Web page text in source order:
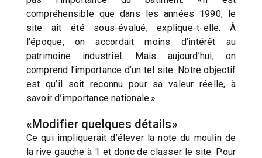
compréhensible que dans les années 1990, le
site ait été sous-évalué, explique-t-elle. À
l’époque, on accordait moins d’intérêt au
patrimoine industriel. Mais aujourd’hui, on
comprend l’importance d’un tel site. Notre objectif
est qu’il soit reconnu pour sa valeur réelle, à
savoir d’importance nationale.»
«Modifier quelques détails»
Ce qui impliquerait d’élever la note du moulin de
la rive gauche à 1 et donc de classer le site. Pour